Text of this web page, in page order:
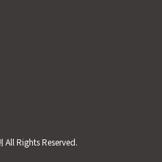
Rights Reserved.